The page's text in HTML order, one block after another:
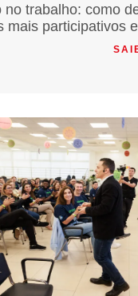
no trabalho: como
mais participativos